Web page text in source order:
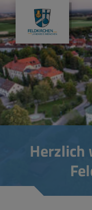
Rathaus
Leben
Herzlich